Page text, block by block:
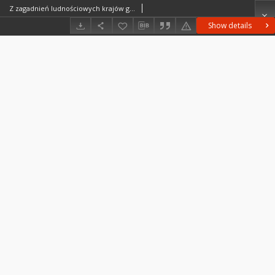
Show details
Z zagadnień ludnościowych krajów gospodarczo słabo rozwiniętych = On population problems in developing countries = Problemy naseleniâ v èkonomičeski slaborazvityh stranah